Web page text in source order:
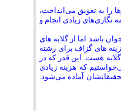
را به تعویق می‌انداخت،
نگاری‌های زیادی انجام و
باشد اما از گلایه های
های گزاف برای رشته
هست. این قدر که در
که هزینه زیادی
آماده می‌شود.